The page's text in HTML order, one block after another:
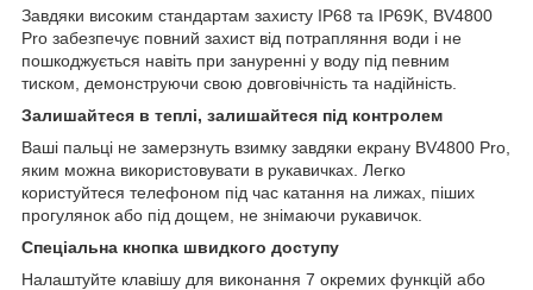
Завдяки високим стандартам захисту IP68 та IP69K, BV4800
Pro забезпечує повний захист від потрапляння води і не
пошкоджується навіть при зануренні у воду під певним
тиском, демонструючи свою довговічність та надійність.
Залишайтеся в теплі, залишайтеся під контролем
Ваші пальці не замерзнуть взимку завдяки екрану BV4800 Pro,
яким можна використовувати в рукавичках. Легко
користуйтеся телефоном під час катання на лижах, піших
прогулянок або під дощем, не знімаючи рукавичок.
Спеціальна кнопка швидкого доступу
Налаштуйте клавішу для виконання 7 окремих функцій або